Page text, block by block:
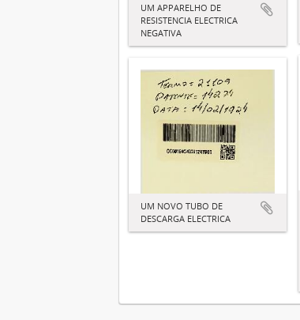
UM APPARELHO DE
RESISTENCIA ELECTRICA
NEGATIVA
UM NOVO TUBO DE
DESCARGA ELECTRICA